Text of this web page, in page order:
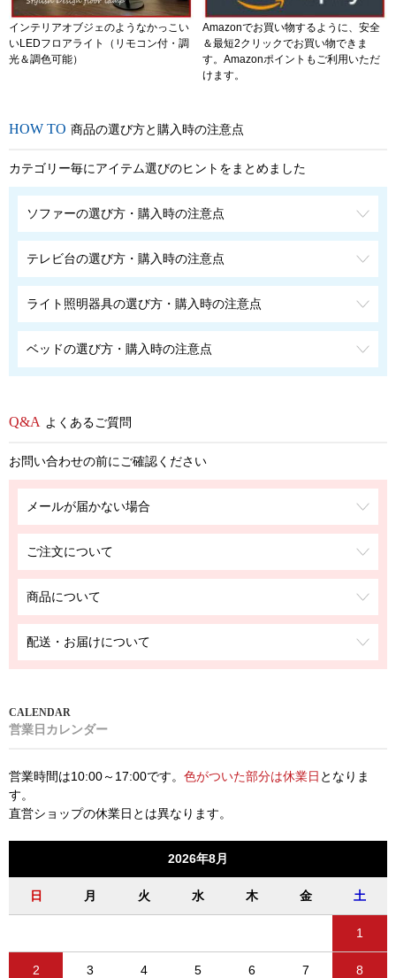
インテリアオブジェのようなかっこい
いLEDフロアライト（リモコン付・調
光＆調色可能）
Amazonでお買い物するように、安全
＆最短2クリックでお買い物できま
す。Amazonポイントもご利用いただ
けます。
商品の選び方と購入時の注意点
カテゴリー毎にアイテム選びのヒントをまとめました
ソファーの選び方・購入時の注意点
テレビ台の選び方・購入時の注意点
ライト照明器具の選び方・購入時の注意点
ベッドの選び方・購入時の注意点
よくあるご質問
お問い合わせの前にご確認ください
メールが届かない場合
ご注文について
商品について
配送・お届けについて
営業日カレンダー
営業時間は10:00～17:00です。 色がついた部分は休業日 となりま
す。
直営ショップの休業日とは異なります。
2026年8月
日 月 火 水 木 金 土
1
2 3 4 5 6 7 8